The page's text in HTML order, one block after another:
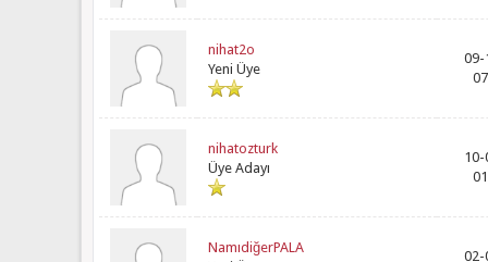
nihat2o
Yeni Üye
09-
nihatozturk
Üye Adayı
10-
NamıdiğerPALA
02-